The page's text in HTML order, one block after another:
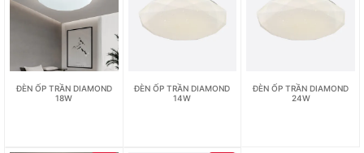
ĐÈN ỐP TRẦN DIAMOND
18W
ĐÈN ỐP TRẦN DIAMOND
14W
ĐÈN ỐP TRẦN DIAMOND
24W